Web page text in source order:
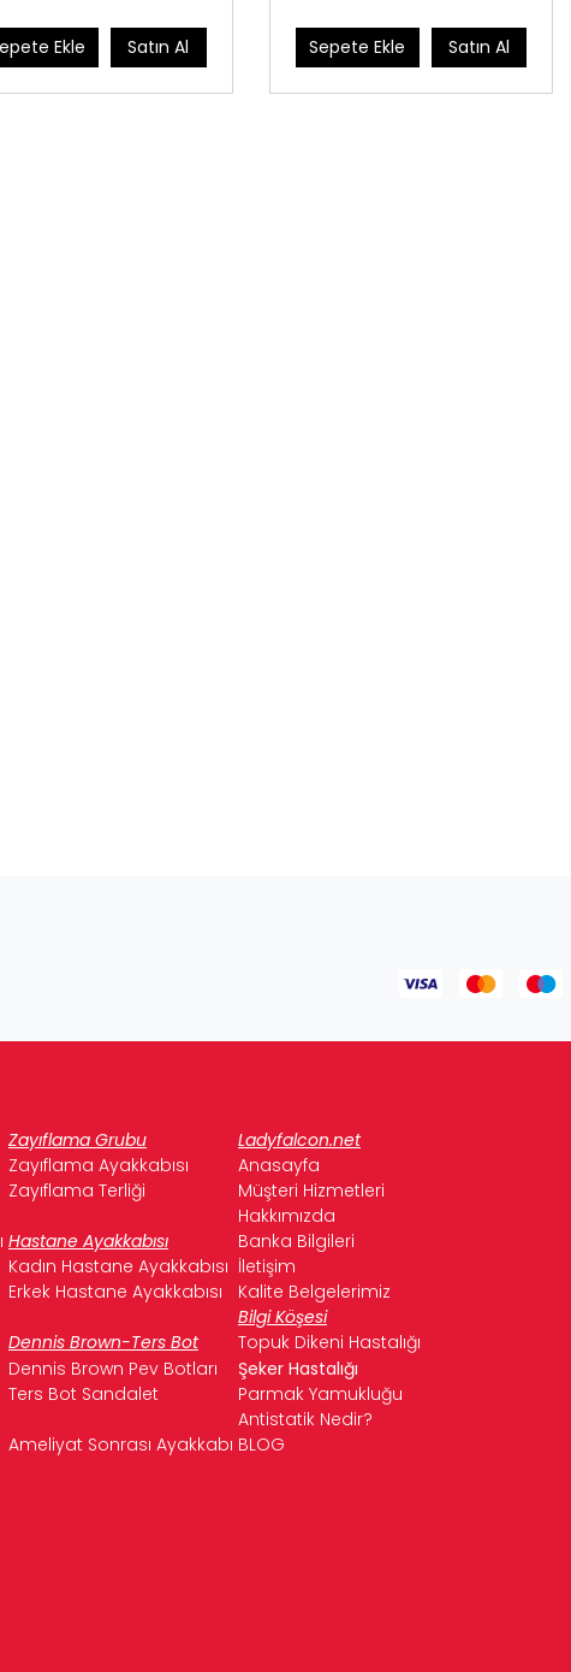
Ekle Satın Al Sepete Ekle Satın Al
Zayıflama Grubu
Ladyfalcon.net
Zayıflama Ayakkabısı
Anasayfa
Zayıflama Terliği
Müşteri Hizmetleri
Hakkımızda
Hastane Ayakkabısı
Banka Bilgileri
Kadın Hastane Ayakkabısı İletişim
Erkek Hastane Ayakkabısı
Kalite Belgelerimiz
Bilgi Köşesi
Dennis Brown-Ters Bot
Topuk Dikeni Hastalığı
Dennis Brown Pev Botları
Şeker Hastalığı
Ters Bot Sandalet
Parmak Yamukluğu
Antistatik Nedir?
Ameliyat Sonrası Ayakkabı BLOG